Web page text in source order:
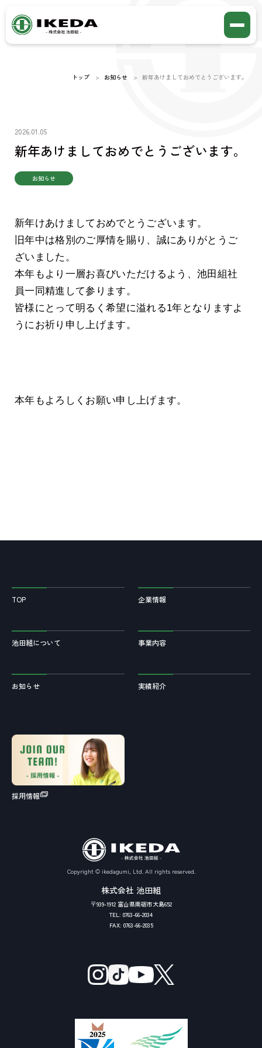
トップ お知らせ 新年あけましておめでとうございます。
2026.01.05
新年あけましておめでとうございます。
お知らせ
新年けあけましておめでとうございます。
旧年中は格別のご厚情を賜り、誠にありがとうご
ざいました。
本年もより一層お喜びいただけるよう、池田組社
員一同精進して参ります。
皆様にとって明るく希望に溢れる1年となりますよ
うにお祈り申し上げます。
本年もよろしくお願い申し上げます。
TOP
池田組について
お知らせ
企業情報
事業内容
実績紹介
採用情報
Copyright ©ikedagumi, Ltd.All rights reserved.
株式会社 池田組
〒939-1912 富山県南砺市大島652
TEL: 0763-66-2034
FAX: 0763-66-2035